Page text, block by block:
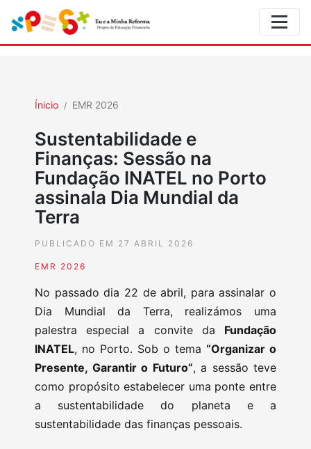
Ínicio EMR 2026
Sustentabilidade e
Finanças: Sessão na
Fundação INATEL no Porto
assinala Dia Mundial da
Terra
PUBLICADO EM 27 ABRIL 2026
EMR 2026
No passado dia 22 de abril, para assinalar o
Dia Mundial da Terra, realizámos uma
palestra especial a convite da Fundação
INATEL, no Porto. Sob o tema “Organizar o
Presente, Garantir o Futuro”, a sessão teve
como propósito estabelecer uma ponte entre
a sustentabilidade do planeta e a
sustentabilidade das finanças pessoais.